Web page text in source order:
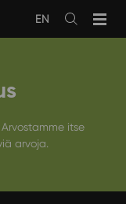
Avaa
haku
EN
itse
arvoja.